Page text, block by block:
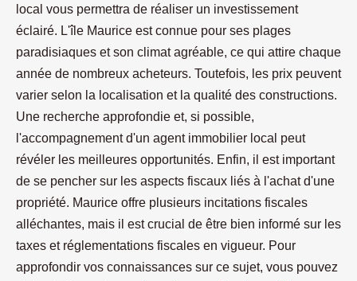
local vous permettra de réaliser un investissement
éclairé. L'île Maurice est connue pour ses plages
paradisiaques et son climat agréable, ce qui attire chaque
année de nombreux acheteurs. Toutefois, les prix peuvent
varier selon la localisation et la qualité des constructions.
Une recherche approfondie et, si possible,
l'accompagnement d'un agent immobilier local peut
révéler les meilleures opportunités. Enfin, il est important
de se pencher sur les aspects fiscaux liés à l'achat d'une
propriété. Maurice offre plusieurs incitations fiscales
alléchantes, mais il est crucial de être bien informé sur les
taxes et réglementations fiscales en vigueur. Pour
approfondir vos connaissances sur ce sujet, vous pouvez